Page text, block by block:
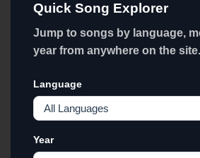
Quick Song Explorer
Jump to songs by language,
year from anywhere on the site.
Language
Year